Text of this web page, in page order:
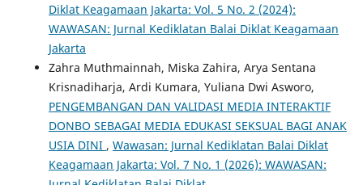
Diklat Keagamaan Jakarta: Vol. 5 No. 2 (2024):
WAWASAN: Jurnal Kediklatan Balai Diklat Keagamaan
Jakarta
Zahra Muthmainnah, Miska Zahira, Arya Sentana
Krisnadiharja, Ardi Kumara, Yuliana Dwi Asworo,
PENGEMBANGAN DAN VALIDASI MEDIA INTERAKTIF
DONBO SEBAGAI MEDIA EDUKASI SEKSUAL BAGI ANAK
USIA DINI , Wawasan: Jurnal Kediklatan Balai Diklat
Keagamaan Jakarta: Vol. 7 No. 1 (2026): WAWASAN: